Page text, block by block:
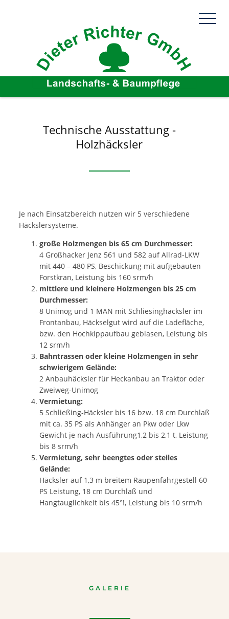
Technische Ausstattung -
Holzhäcksler
Je nach Einsatzbereich nutzen wir 5 verschiedene
Häckslersysteme.
große Holzmengen bis 65 cm Durchmesser:
4 Großhacker Jenz 561 und 582 auf Allrad-LKW
mit 440 – 480 PS, Beschickung mit aufgebauten
Forstkran, Leistung bis 160 srm/h
mittlere und kleinere Holzmengen bis 25 cm
Durchmesser:
8 Unimog und 1 MAN mit Schliesinghäcksler im
Frontanbau, Häckselgut wird auf die Ladefläche,
bzw. den Hochkippaufbau geblasen, Leistung bis
12 srm/h
Bahntrassen oder kleine Holzmengen in sehr
schwierigem Gelände:
2 Anbauhäcksler für Heckanbau an Traktor oder
Zweiweg-Unimog
Vermietung:
5 Schließing-Häcksler bis 16 bzw. 18 cm Durchlaß
mit ca. 35 PS als Anhänger an Pkw oder Lkw
Gewicht je nach Ausführung1,2 bis 2,1 t, Leistung
bis 8 srm/h
Vermietung, sehr beengtes oder steiles
Gelände:
Häcksler auf 1,3 m breitem Raupenfahrgestell 60
PS Leistung, 18 cm Durchlaß und
Hangtauglichkeit bis 45°!, Leistung bis 10 srm/h
GALERIE